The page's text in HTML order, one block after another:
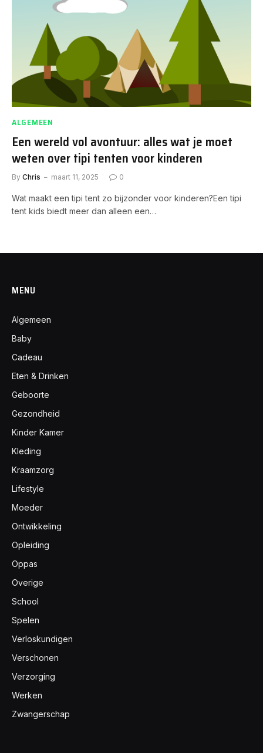
ALGEMEEN
Een wereld vol avontuur: alles wat je moet
weten over tipi tenten voor kinderen
By Chris maart 11, 2025 0
Wat maakt een tipi tent zo bijzonder voor kinderen?Een tipi
tent kids biedt meer dan alleen een…
MENU
Algemeen
Baby
Cadeau
Eten & Drinken
Geboorte
Gezondheid
Kinder Kamer
Kleding
Kraamzorg
Lifestyle
Moeder
Ontwikkeling
Opleiding
Oppas
Overige
School
Spelen
Verloskundigen
Verschonen
Verzorging
Werken
Zwangerschap